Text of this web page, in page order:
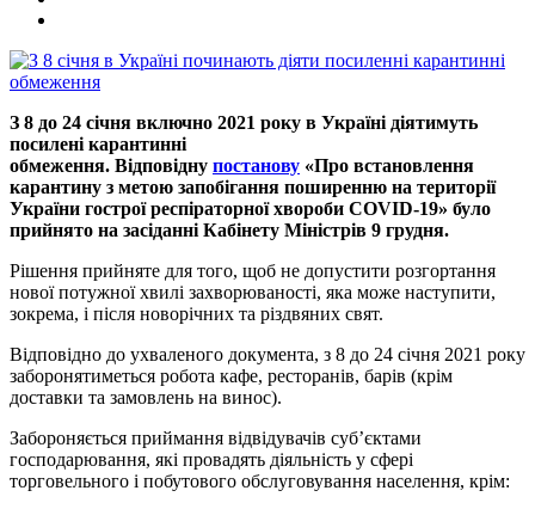
З 8 до 24 січня включно 2021 року в Україні діятимуть
посилені карантинні
обмеження. Відповідну постанову «Про встановлення
карантину з метою запобігання поширенню на території
України гострої респіраторної хвороби COVID-19» було
прийнято на засіданні Кабінету Міністрів 9 грудня.
Рішення прийняте для того, щоб не допустити розгортання
нової потужної хвилі захворюваності, яка може наступити,
зокрема, і після новорічних та різдвяних свят.
Відповідно до ухваленого документа, з 8 до 24 січня 2021 року
заборонятиметься робота кафе, ресторанів, барів (крім
доставки та замовлень на винос).
Забороняється приймання відвідувачів суб’єктами
господарювання, які провадять діяльність у сфері
торговельного і побутового обслуговування населення, крім: